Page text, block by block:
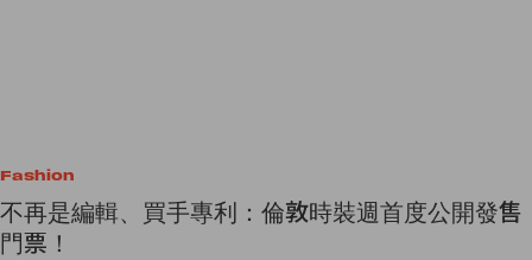
Fashion
不再是編輯、買手專利：倫敦時裝週首度公開發售
門票！